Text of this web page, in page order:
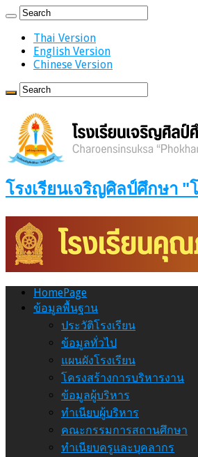
Thai Version
English Version
Chinese Version
โรงเรียนเจริญศิลป์ศึกษา
HomePage
ข้อมูลพื้นฐาน
ประวัติโรงเรียน
ข้อมูลทั่วไป
แผนผังโรงเรียน
โครงสร้างการบริหารงาน
ข้อมูลผู้บริหาร
ทำเนียบผู้บริหาร
คณะกรรมการสถานศึกษา
ทำเนียบครูและบุคลากร